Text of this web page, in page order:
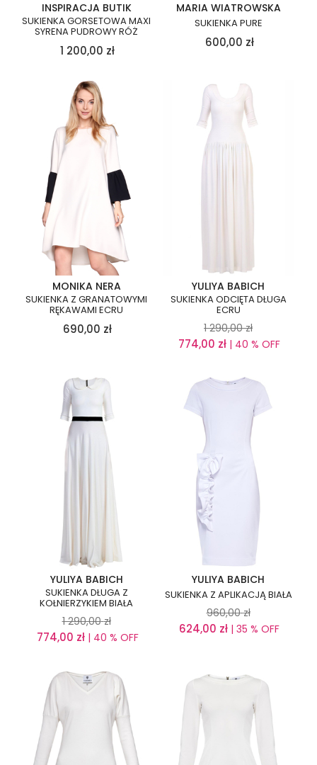
INSPIRACJA BUTIK
SUKIENKA GORSETOWA MAXI
SYRENA PUDROWY RÓŻ
1 200,00 zł
MARIA WIATROWSKA
SUKIENKA PURE
600,00 zł
MONIKA NERA
SUKIENKA Z GRANATOWYMI
RĘKAWAMI ECRU
690,00 zł
YULIYA BABICH
SUKIENKA ODCIĘTA DŁUGA
ECRU
1 290,00 zł
774,00 zł | 40 % OFF
YULIYA BABICH
SUKIENKA DŁUGA Z
KOŁNIERZYKIEM BIAŁA
1 290,00 zł
774,00 zł| 40 % OFF
YULIYA BABICH
SUKIENKA Z APLIKACJĄ BIAŁA
960,00 zł
624,00 zł | 35 % OFF